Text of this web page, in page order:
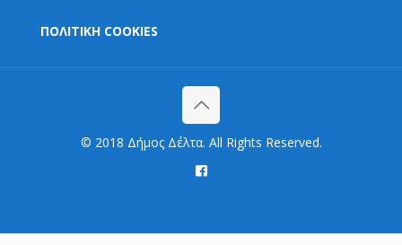
ΠΟΛΙΤΙΚΗ COOKIES
© 2018 Δήμος Δέλτα. All Rights Reserved.